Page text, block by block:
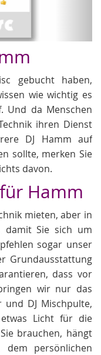
gebucht haben,
wie wichtig es
Und da Menschen
ihren Dienst
DJ Hamm auf
sollte, merken Sie
davon.
Hamm
mieten, aber in
damit Sie sich um
sogar unser
Grundausstattung
dass vor
wir nur das
und DJ Mischpulte,
Licht für die
brauchen, hängt
persönlichen